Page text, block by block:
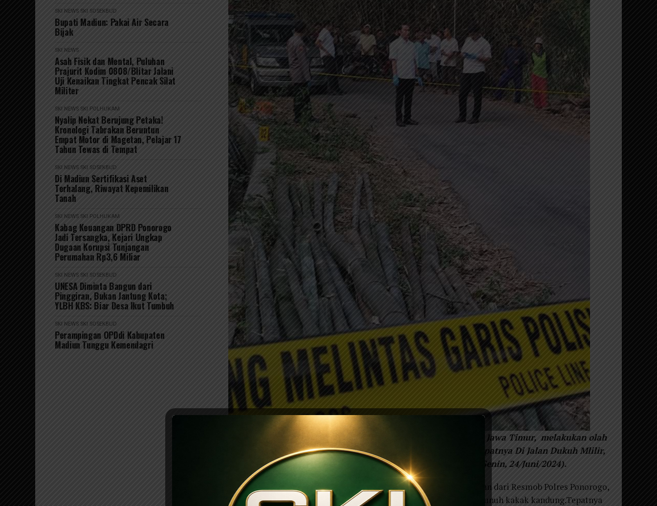
SKI NEWS SKI SOSEKBUD
Bupati Madiun: Pakai Air Secara
Bijak
SKI NEWS
Asah Fisik dan Mental, Puluhan
Prajurit Kodim 0808/Blitar Jalani
Uji Kenaikan Tingkat Pencak Silat
Militer
SKI NEWS SKI POLHUKAM
Nyalip Nekat Berujung Petaka!
Kronologi Tabrakan Beruntun
Empat Motor di Magetan, Pelajar 17
Tahun Tewas di Tempat
SKI NEWS SKI SOSEKBUD
Di Madiun Sertifikasi Aset
Terhalang, Riwayat Kepemilikan
Tanah
SKI NEWS SKI POLHUKAM
Kabag Keuangan DPRD Ponorogo
Jadi Tersangka, Kejari Ungkap
Dugaan Korupsi Tunjangan
Perumahan Rp3,6 Miliar
SKI NEWS SKI SOSEKBUD
UNESA Diminta Bangun dari
Pinggiran, Bukan Jantung Kota;
YLBH KBS: Biar Desa Ikut Tumbuh
SKI NEWS SKI SOSEKBUD
Perampingan OPDdi Kabupaten
Madiun Tunggu Kemendagri
OLAH TKP: Petugas kepolisian dari Resmob Polres Ponorogo, Jawa Timur, melakukan olah
kejadian tempat perkara adik membunuh kakak kandung.Tepatnya Di Jalan Dukuh Mlilir,
Desa Karang Joho, Kecamatan Badegan, Ponorogo. Senin, 24/Juni/2024).
Suarakumandang.com, BERITA PONOROGO.Petugas kepolisian dari Resmob Polres Ponorogo,
Jawa Timur, melakukan olah kejadian tempat perkara adik membunuh kakak kandung.Tepatnya